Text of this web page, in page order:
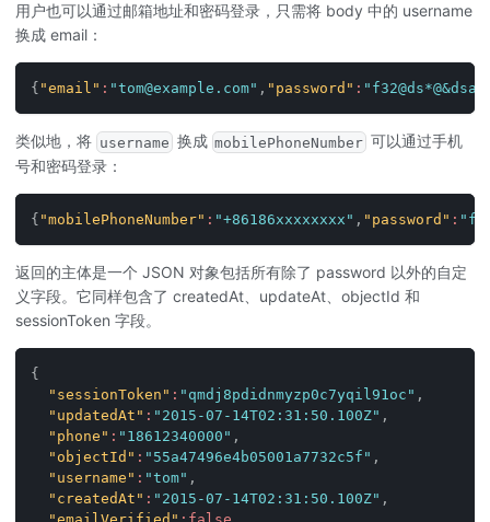
用户也可以通过邮箱地址和密码登录，只需将 body 中的 username
换成 email：
{ "email" : "tom@example.com" , "password" : "f32@ds*@&dsa"
类似地，将 username 换成 mobilePhoneNumber 可以通过手机
号和密码登录：
{ "mobilePhoneNumber" : "+86186xxxxxxxx" , "password" :
返回的主体是一个 JSON 对象包括所有除了 password 以外的自定
义字段。它同样包含了 createdAt、updateAt、objectId 和
sessionToken 字段。
{
"sessionToken" : "qmdj8pdidnmyzp0c7yqil91oc" ,
"updatedAt" : "2015-07-14T02:31:50.100Z" ,
"phone" : "18612340000" ,
"objectId" : "55a47496e4b05001a7732c5f" ,
"username" : "tom" ,
"createdAt" : "2015-07-14T02:31:50.100Z" ,